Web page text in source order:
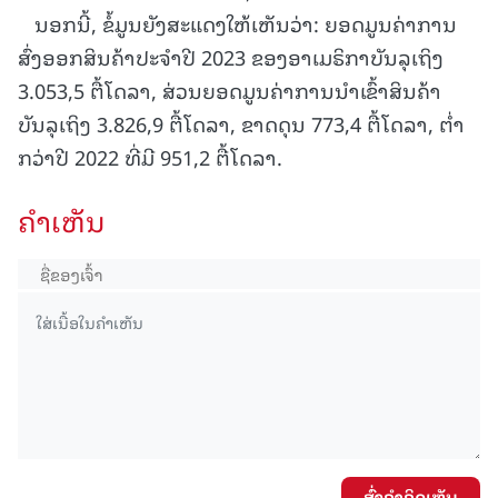
ນອກນີ້, ຂໍ້ມູນຍັງສະແດງໃຫ້ເຫັນວ່າ: ຍອດມູນຄ່າການ
ສົ່ງອອກສິນຄ້າປະຈໍາປີ 2023 ຂອງອາເມຣິກາບັນລຸເຖິງ
3.053,5 ຕື້ໂດລາ, ສ່ວນຍອດມູນຄ່າການນໍາເຂົ້າສິນຄ້າ
ບັນລຸເຖິງ 3.826,9 ຕື້ໂດລາ, ຂາດດຸນ 773,4 ຕື້ໂດລາ, ຕໍ່າ
ກວ່າປີ 2022 ທີ່ມີ 951,2 ຕື້ໂດລາ.
ຄໍາເຫັນ